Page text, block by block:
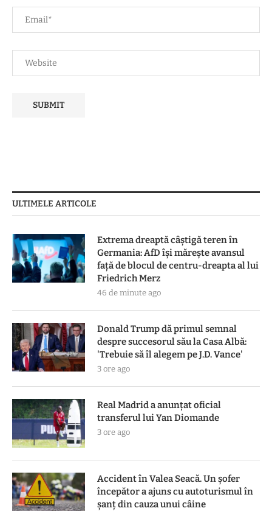
ULTIMELE ARTICOLE
Extrema dreaptă câștigă teren în
Germania: AfD își mărește avansul
față de blocul de centru-dreapta al lui
Friedrich Merz
46 de minute ago
Donald Trump dă primul semnal
despre succesorul său la Casa Albă:
'Trebuie să îl alegem pe J.D. Vance'
3 ore ago
Real Madrid a anunțat oficial
transferul lui Yan Diomande
3 ore ago
Accident în Valea Seacă. Un șofer
începător a ajuns cu autoturismul în
șanț din cauza unui câine